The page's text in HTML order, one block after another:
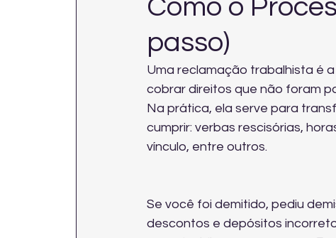
Como o
passo)
Uma reclamação trabalhista é
cobrar direitos que não foram
Na prática, ela serve para
cumprir: verbas rescisórias,
vínculo, entre outros.
Se você foi demitido, pediu
descontos e depósitos